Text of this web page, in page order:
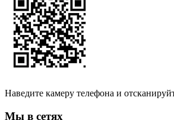
Наведите камеру телефона и
Мы в сетях